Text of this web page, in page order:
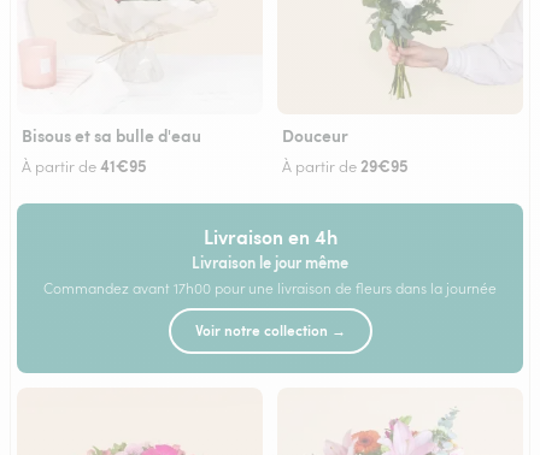
Bisous et sa bulle d'eau
À partir de41€95
Douceur
À partir de29€95
Livraison en 4h
Livraison le jour même
Commandez avant 17h00 pour une livraison de fleurs dans la journée
Voir notre collection →